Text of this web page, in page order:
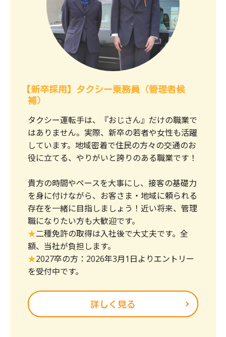
【新卒採用】タクシー乗務員（管理者候
補）
タクシー運転手は、『おじさん』だけの職業で
はありません。実際、新卒の若者や女性も活躍
しています。地域密着で住民の方々の交通のお
役に立てる、やりがいと誇りのある職業です！
貴方の時間やペースを大事にし、接客の基礎力
を身に付けながら、お客さま・地域に頼られる
存在を一緒に目指しましょう！近い将来、管理
職になりたい方も大歓迎です。
★二種免許の取得は入社後で大丈夫です。全
額、当社が負担します。
★2027卒の方：2026年3月1日よりエントリー
を受付中です。
詳しく見る